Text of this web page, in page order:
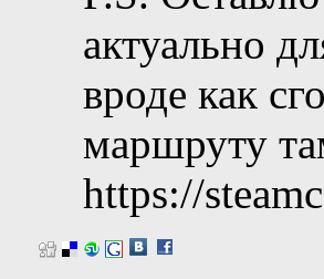
актуально
вроде как
маршруту
https://